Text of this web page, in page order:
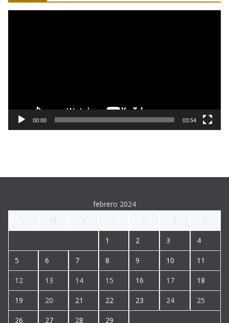
o
d
o
00:00 03:54
febrero 2024
1 2 3 4
5 6 7 8 9 10 11
12 13 14 15 16 17 18
19 20 21 22 23 24 25
26 27 28 29